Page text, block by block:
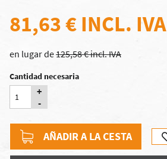
81,63 € INCL. IVA
en lugar de125,58 € incl. IVA
Cantidad necesaria
+
-
AÑADIR A LA CESTA